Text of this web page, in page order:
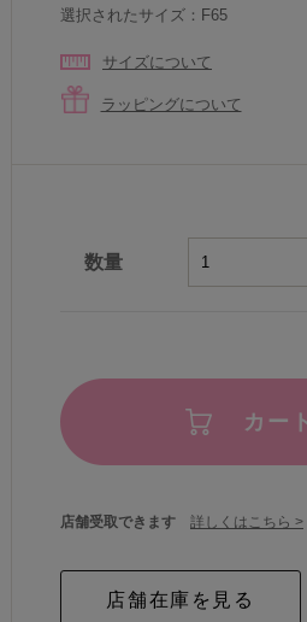
選択されたサイズ：F65
サイズについて
ラッピングについて
数量
カー
店舗受取できます 詳しくはこちら >